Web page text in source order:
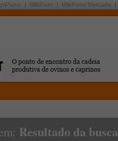
MilkPoint MilkPoint Mercado
Resultado da busca